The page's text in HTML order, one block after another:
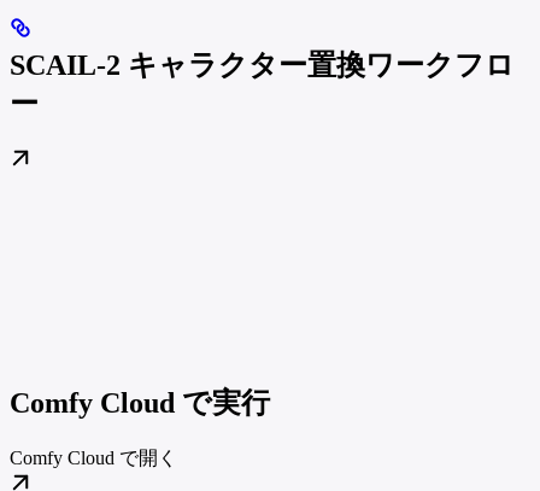
SCAIL-2 キャラクター置換ワークフロ
ー
Comfy Cloud で実行
Comfy Cloud で開く